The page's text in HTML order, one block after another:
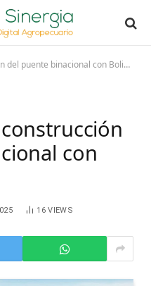
puente binacional con Bolivia
con
16VIEWS